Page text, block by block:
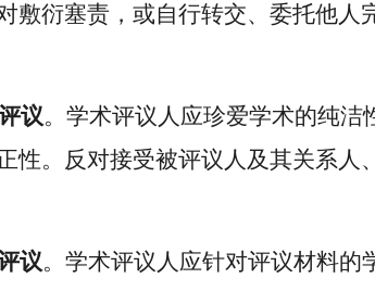
敷衍塞责，或自行转交、委托他人
议。学术评议人应珍爱学术的纯洁
性。反对接受被评议人及其关系人
议。学术评议人应针对评议材料的